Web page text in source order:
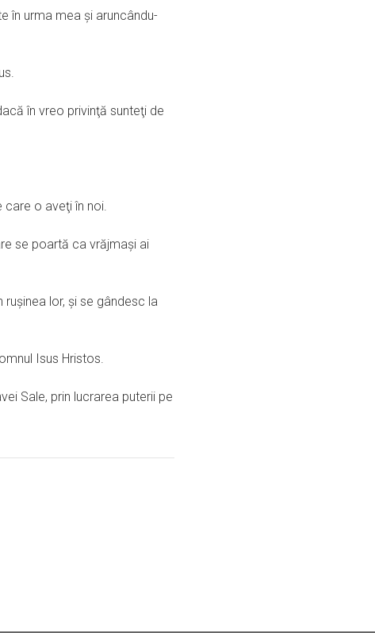
în urma mea şi aruncându-
în vreo privinţă sunteţi de
care o aveţi în noi.
se poartă ca vrăjmaşi ai
lor, şi se gândesc la
Isus Hristos.
Sale, prin lucrarea puterii pe